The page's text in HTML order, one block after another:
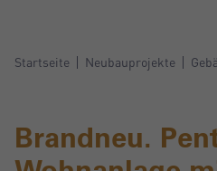
Startseite Neubauprojekte
Brandneu.